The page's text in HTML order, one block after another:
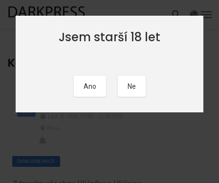
Kecací a hrací setkání v Brně
DISKUSNÍ AKCE
Jsem starší 18 let